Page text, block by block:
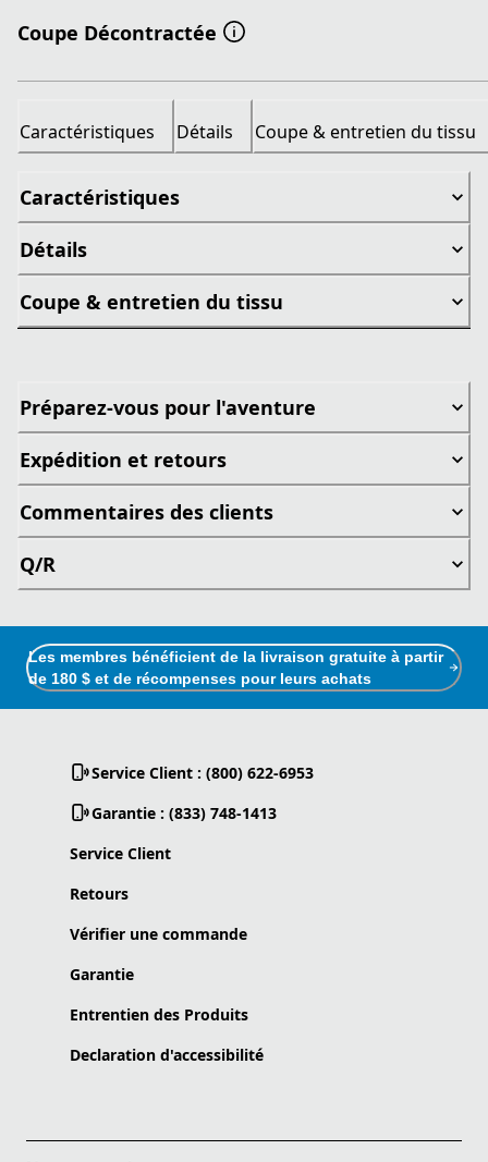
Coupe Décontractée
Caractéristiques Détails Coupe & entretien du tissu
Caractéristiques
Détails
Coupe & entretien du tissu
Préparez-vous pour l'aventure
Expédition et retours
Commentaires des clients
Q/R
Les membres bénéficient de la livraison gratuite à partir
de 180 $ et de récompenses pour leurs achats
Service Client : (800) 622-6953
Garantie : (833) 748-1413
Service Client
Retours
Vérifier une commande
Garantie
Entrentien des Produits
Declaration d'accessibilité